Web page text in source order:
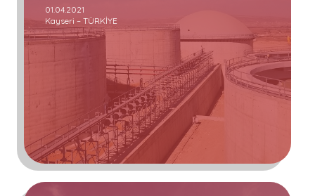
01.04.2021
Kayseri – TÜRKİYE